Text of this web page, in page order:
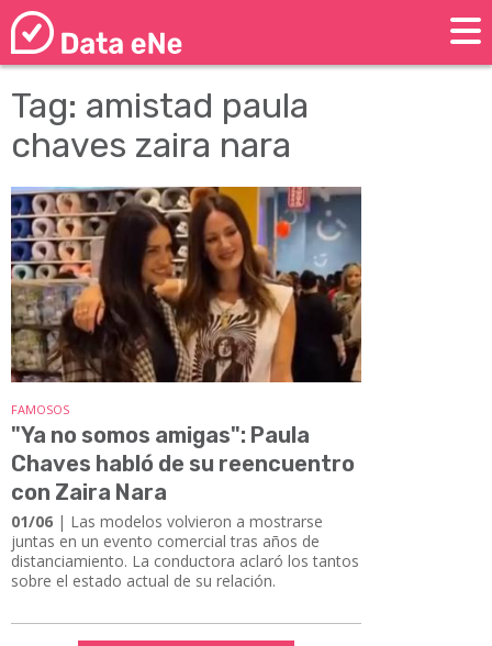
Tag: amistad paula
chaves zaira nara
FAMOSOS
"Ya no somos amigas": Paula
Chaves habló de su reencuentro
con Zaira Nara
01/06 | Las modelos volvieron a mostrarse
juntas en un evento comercial tras años de
distanciamiento. La conductora aclaró los tantos
sobre el estado actual de su relación.